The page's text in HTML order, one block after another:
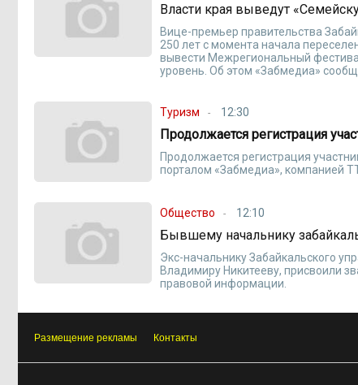
Власти края выведут
Вице-премьер правительства
250 лет с момента начала
вывести Межрегиональный
уровень. Об этом «Забмедиа»
Туризм 12:30
Продолжается регистрация
Продолжается регистрация
порталом «Забмедиа», компанией
Общество 12:10
Бывшему начальнику
Экс-начальнику Забайкальского
Владимиру Никитееву, присвоили
правовой информации.
Размещение рекламы Контакты